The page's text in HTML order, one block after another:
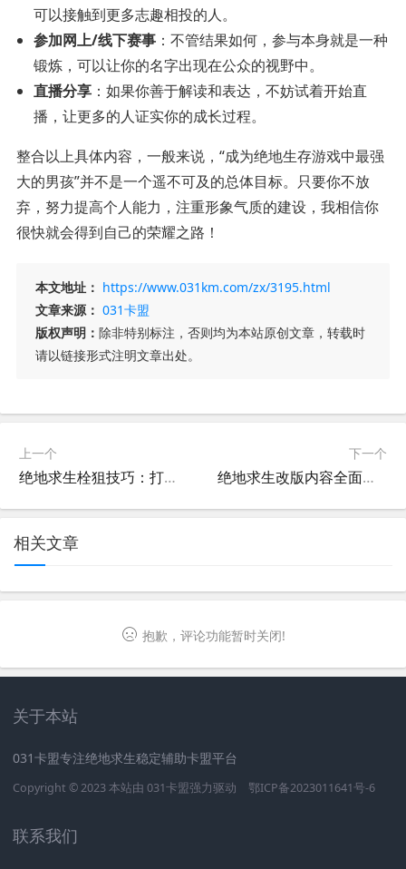
可以接触到更多志趣相投的人。
参加网上/线下赛事 ：不管结果如何，参与本身就是一种
锻炼，可以让你的名字出现在公众的视野中。
直播分享 ：如果你善于解读和表达，不妨试着开始直
播，让更多的人证实你的成长过程。
整合以上具体内容，一般来说，“成为绝地生存游戏中最强
大的男孩”并不是一个遥不可及的总体目标。只要你不放
弃，努力提高个人能力，注重形象气质的建设，我相信你
很快就会得到自己的荣耀之路！
本文地址： https://www.031km.com/zx/3195.html
文章来源： 031卡盟
版权声明： 除非特别标注，否则均为本站原创文章，转载时
请以链接形式注明文章出处。
上一个
绝地求生栓狙技巧：打完子弹后如何快速开镜-绝地求生栓狙玩家如何实现打完立即开镜
下一个
绝地求生改版内容全面解析-绝地求生最新版本更新详解
相关文章
抱歉，评论功能暂时关闭!
关于本站
031卡盟专注绝地求生稳定辅助卡盟平台
Copyright © 2023 本站由 031卡盟强力驱动 鄂ICP备2023011641号-6
联系我们